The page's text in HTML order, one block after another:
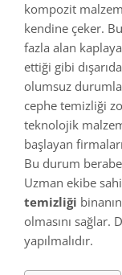
kompozit
kendine çeker.
fazla alan
ettiği gibi
olumsuz
cephe temizliği
teknolojik
başlayan
Bu durum
Uzman ekibe
temizliği
olmasını sağlar.
yapılmalıdır.